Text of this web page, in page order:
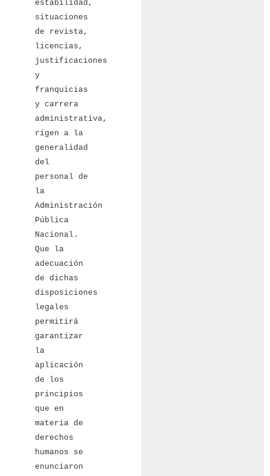
estabilidad,
situaciones
de revista,
licencias,
justificaciones
y
franquicias
y carrera
administrativa,
rigen a la
generalidad
del
personal de
la
Administración
Pública
Nacional.
Que la
adecuación
de dichas
disposiciones
legales
permitirá
garantizar
la
aplicación
de los
principios
que en
materia de
derechos
humanos se
enunciaron